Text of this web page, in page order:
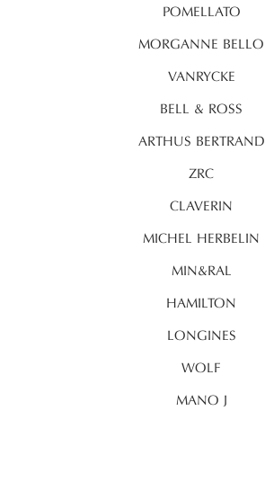
POMELLATO
MORGANNE BELLO
VANRYCKE
BELL & ROSS
ARTHUS BERTRAND
ZRC
CLAVERIN
MICHEL HERBELIN
MIN&RAL
HAMILTON
LONGINES
WOLF
MANO J